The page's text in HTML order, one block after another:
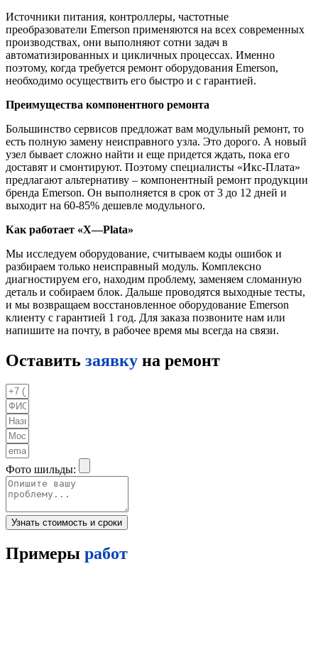
Источники питания, контроллеры, частотные
преобразователи Emerson применяются на всех современных
производствах, они выполняют сотни задач в
автоматизированных и цикличных процессах. Именно
поэтому, когда требуется ремонт оборудования Emerson,
необходимо осуществить его быстро и с гарантией.
Преимущества компонентного ремонта
Большинство сервисов предложат вам модульный ремонт, то
есть полную замену неисправного узла. Это дорого. А новый
узел бывает сложно найти и еще придется ждать, пока его
доставят и смонтируют. Поэтому специалисты «Икс-Плата»
предлагают альтернативу – компонентный ремонт продукции
бренда Emerson. Он выполняется в срок от 3 до 12 дней и
выходит на 60-85% дешевле модульного.
Как работает «X—Plata»
Мы исследуем оборудование, считываем коды ошибок и
разбираем только неисправный модуль. Комплексно
диагностируем его, находим проблему, заменяем сломанную
деталь и собираем блок. Дальше проводятся выходные тесты,
и мы возвращаем восстановленное оборудование Emerson
клиенту с гарантией 1 год. Для заказа позвоните нам или
напишите на почту, в рабочее время мы всегда на связи.
Оставить заявку на ремонт
Фото шильды:
Узнать стоимость и сроки
Примеры работ